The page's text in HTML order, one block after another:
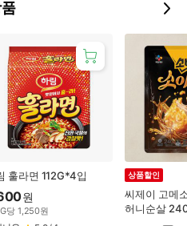
훌라면 112G*4입
원
G당 1,250원
씨제이 고메
허니순살
상품할인